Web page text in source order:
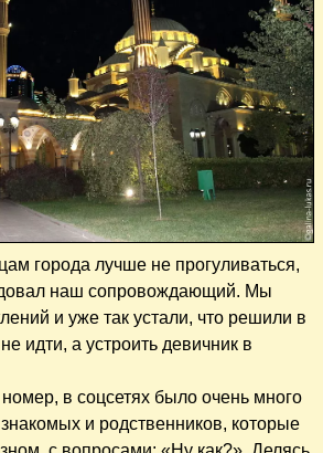
города лучше не прогуливаться,
наш сопровождающий. Мы
и уже так устали, что решили в
идти, а устроить девичник в
в соцсетях было очень много
и родственников, которые